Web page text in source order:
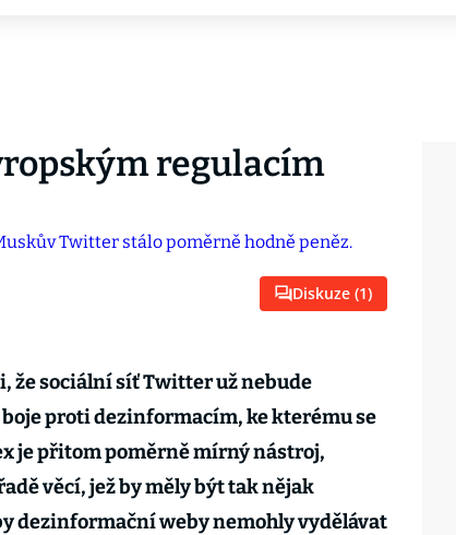
regulacím
Diskuze (1)
že sociální síť Twitter už nebude
proti dezinformacím, ke kterému se
je přitom poměrně mírný nástroj,
věcí, jež by měly být tak nějak
dezinformační weby nemohly vydělávat